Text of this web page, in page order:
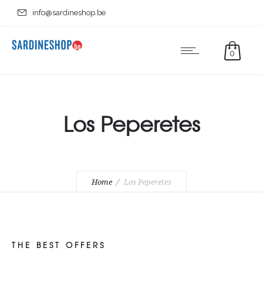
info@sardineshop.be
0
Los Peperetes
Home Los Peperetes
THE BEST OFFERS